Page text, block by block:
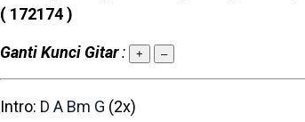
( 172174 )
Ganti Kunci Gitar: + –
Intro: D A Bm G (2x)